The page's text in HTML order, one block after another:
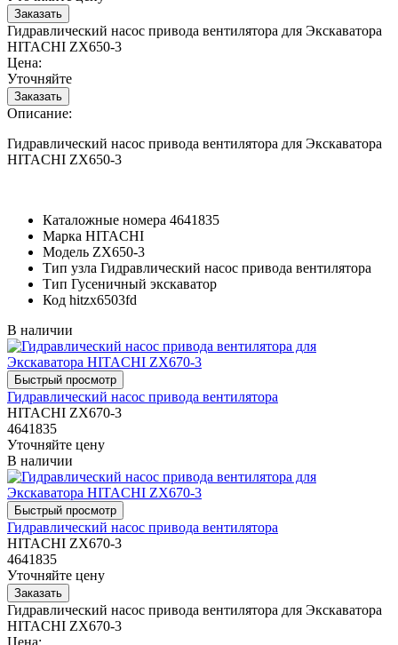
Гидравлический насос привода вентилятора для Экскаватора
HITACHI ZX650-3
Цена:
Уточняйте
Описание:
Гидравлический насос привода вентилятора для Экскаватора
HITACHI ZX650-3
Каталожные номера 4641835
Марка HITACHI
Модель ZX650-3
Тип узла Гидравлический насос привода вентилятора
Тип Гусеничный экскаватор
Код hitzx6503fd
В наличии
Гидравлический насос привода вентилятора
HITACHI ZX670-3
4641835
Уточняйте цену
В наличии
Гидравлический насос привода вентилятора
HITACHI ZX670-3
4641835
Уточняйте цену
Гидравлический насос привода вентилятора для Экскаватора
HITACHI ZX670-3
Цена: